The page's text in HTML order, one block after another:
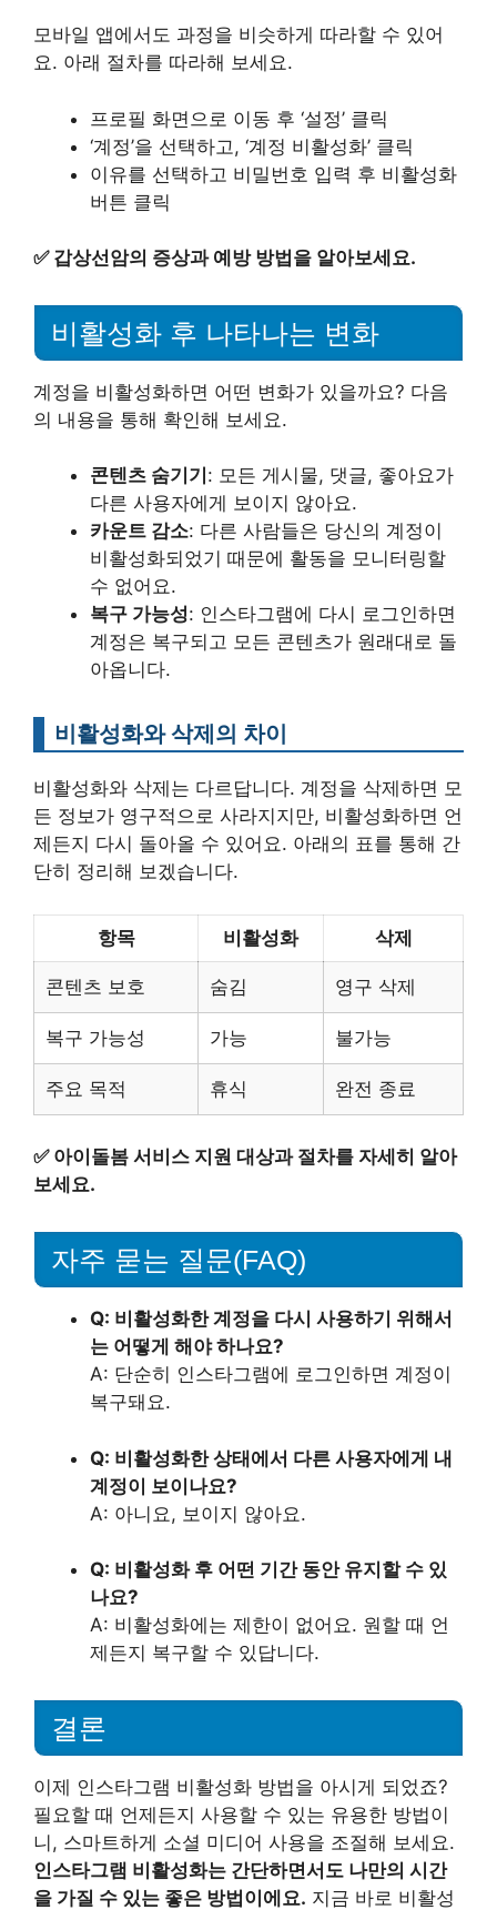
모바일 앱에서도 과정을 비슷하게 따라할 수 있어
요. 아래 절차를 따라해 보세요.
프로필 화면으로 이동 후 ‘설정’ 클릭
‘계정’을 선택하고, ‘계정 비활성화’ 클릭
이유를 선택하고 비밀번호 입력 후 비활성화
버튼 클릭
✅ 갑상선암의 증상과 예방 방법을 알아보세요.
비활성화 후 나타나는 변화
계정을 비활성화하면 어떤 변화가 있을까요? 다음
의 내용을 통해 확인해 보세요.
콘텐츠 숨기기 : 모든 게시물, 댓글, 좋아요가
다른 사용자에게 보이지 않아요.
카운트 감소: 다른 사람들은 당신의 계정이
비활성화되었기 때문에 활동을 모니터링할
수 없어요.
복구 가능성: 인스타그램에 다시 로그인하면
계정은 복구되고 모든 콘텐츠가 원래대로 돌
아옵니다.
비활성화와 삭제의 차이
비활성화와 삭제는 다르답니다. 계정을 삭제하면 모
든 정보가 영구적으로 사라지지만, 비활성화하면 언
제든지 다시 돌아올 수 있어요. 아래의 표를 통해 간
단히 정리해 보겠습니다.
항목 비활성화 삭제
콘텐츠 보호 숨김 영구 삭제
복구 가능성 가능 불가능
주요 목적 휴식 완전 종료
✅ 아이돌봄 서비스 지원 대상과 절차를 자세히 알아
보세요.
자주 묻는 질문(FAQ)
Q: 비활성화한 계정을 다시 사용하기 위해서
는 어떻게 해야 하나요?
A: 단순히 인스타그램에 로그인하면 계정이
복구돼요.
Q: 비활성화한 상태에서 다른 사용자에게 내
계정이 보이나요?
A: 아니요, 보이지 않아요.
Q: 비활성화 후 어떤 기간 동안 유지할 수 있
나요?
A: 비활성화에는 제한이 없어요. 원할 때 언
제든지 복구할 수 있답니다.
결론
이제 인스타그램 비활성화 방법을 아시게 되었죠?
필요할 때 언제든지 사용할 수 있는 유용한 방법이
니, 스마트하게 소셜 미디어 사용을 조절해 보세요.
인스타그램 비활성화는 간단하면서도 나만의 시간
을 가질 수 있는 좋은 방법이에요. 지금 바로 비활성